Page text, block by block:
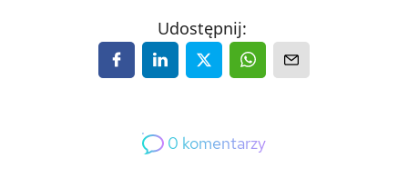
Udostępnij:
0 komentarzy